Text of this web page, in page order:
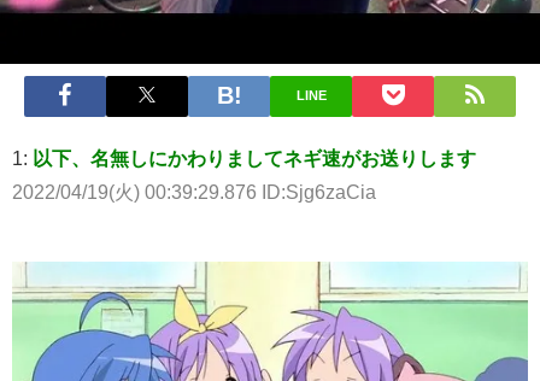
LINE
1: 以下、名無しにかわりましてネギ速がお送りします
2022/04/19(火) 00:39:29.876 ID:Sjg6zaCia